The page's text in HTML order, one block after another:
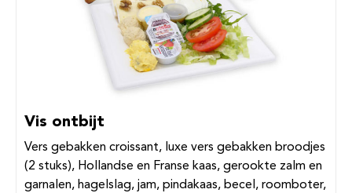
Vis ontbijt
Vers gebakken croissant, luxe vers gebakken broodjes
(2 stuks), Hollandse en Franse kaas, gerookte zalm en
garnalen, hagelslag, jam, pindakaas, becel, roomboter,